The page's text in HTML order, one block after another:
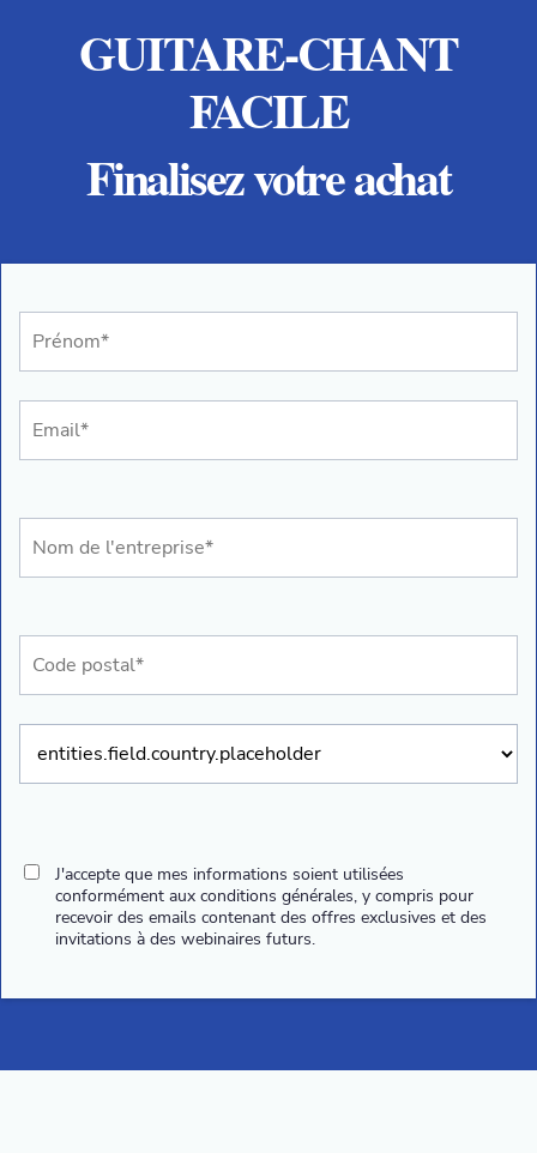
GUITARE-CHANT
FACILE
Finalisez votre achat
J'accepte que mes informations soient utilisées
conformément aux conditions générales, y compris pour
recevoir des emails contenant des offres exclusives et des
invitations à des webinaires futurs.